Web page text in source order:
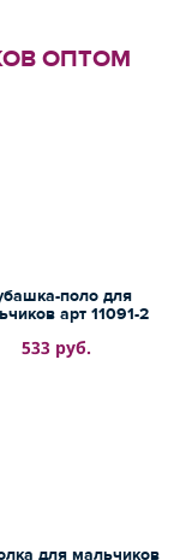
ОПТОМ
поло для
арт 11091-2
533 руб.
для мальчиков